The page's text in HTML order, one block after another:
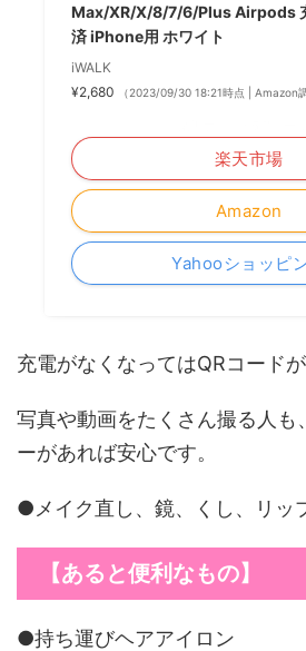
Max/XR/X/8/7/6/Plus Airpods
済 iPhone用 ホワイト
iWALK
¥2,680
（2023/09/30 18:21時点 | Amazon調
Amazon
楽天市場
Yahooショッピ
充電がなくなってはQRコード
写真や動画をたくさん撮る人も
ーがあれば安心です。
●メイク直し、鏡、くし、リッ
【あると便利なもの】
●持ち運びヘアアイロン